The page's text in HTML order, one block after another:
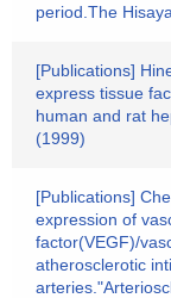
period.The
[Publications]
express tissue
human and rat
(1999)
[Publications]
expression of
factor(VEGF)/
atherosclerotic